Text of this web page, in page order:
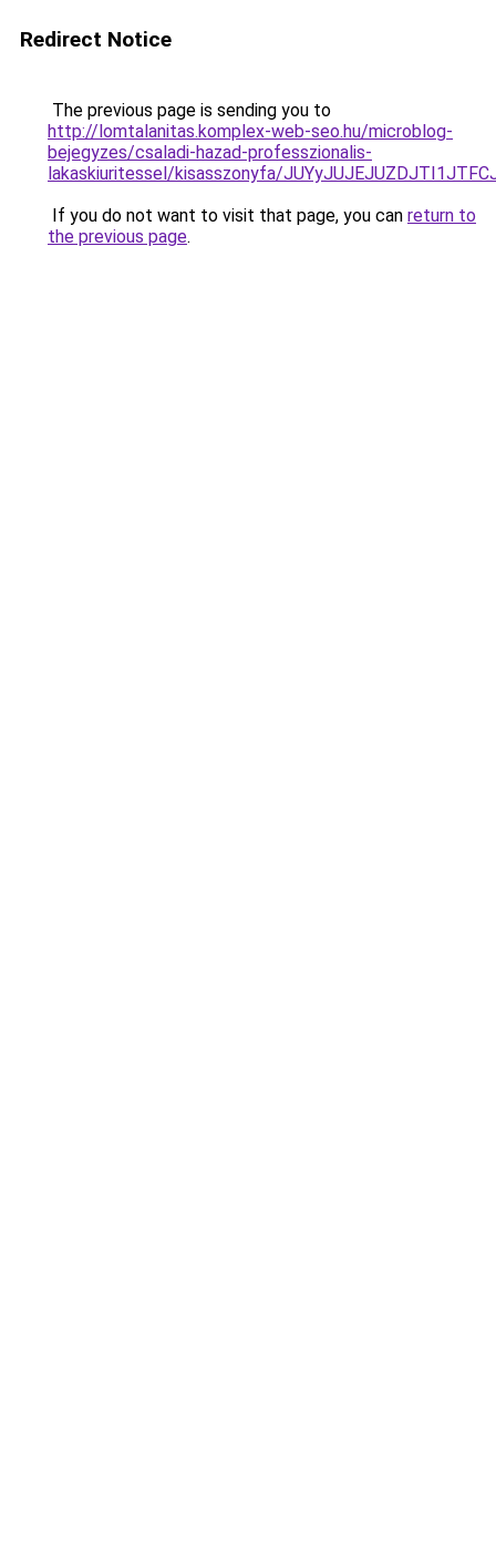
Redirect Notice
The previous page is sending you to
http://lomtalanitas.komplex-web-seo.hu/microblog-
bejegyzes/csaladi-hazad-professzionalis-
lakaskiuritessel/kisasszonyfa/
If you do not want to visit that page, you can return to
the previous page.